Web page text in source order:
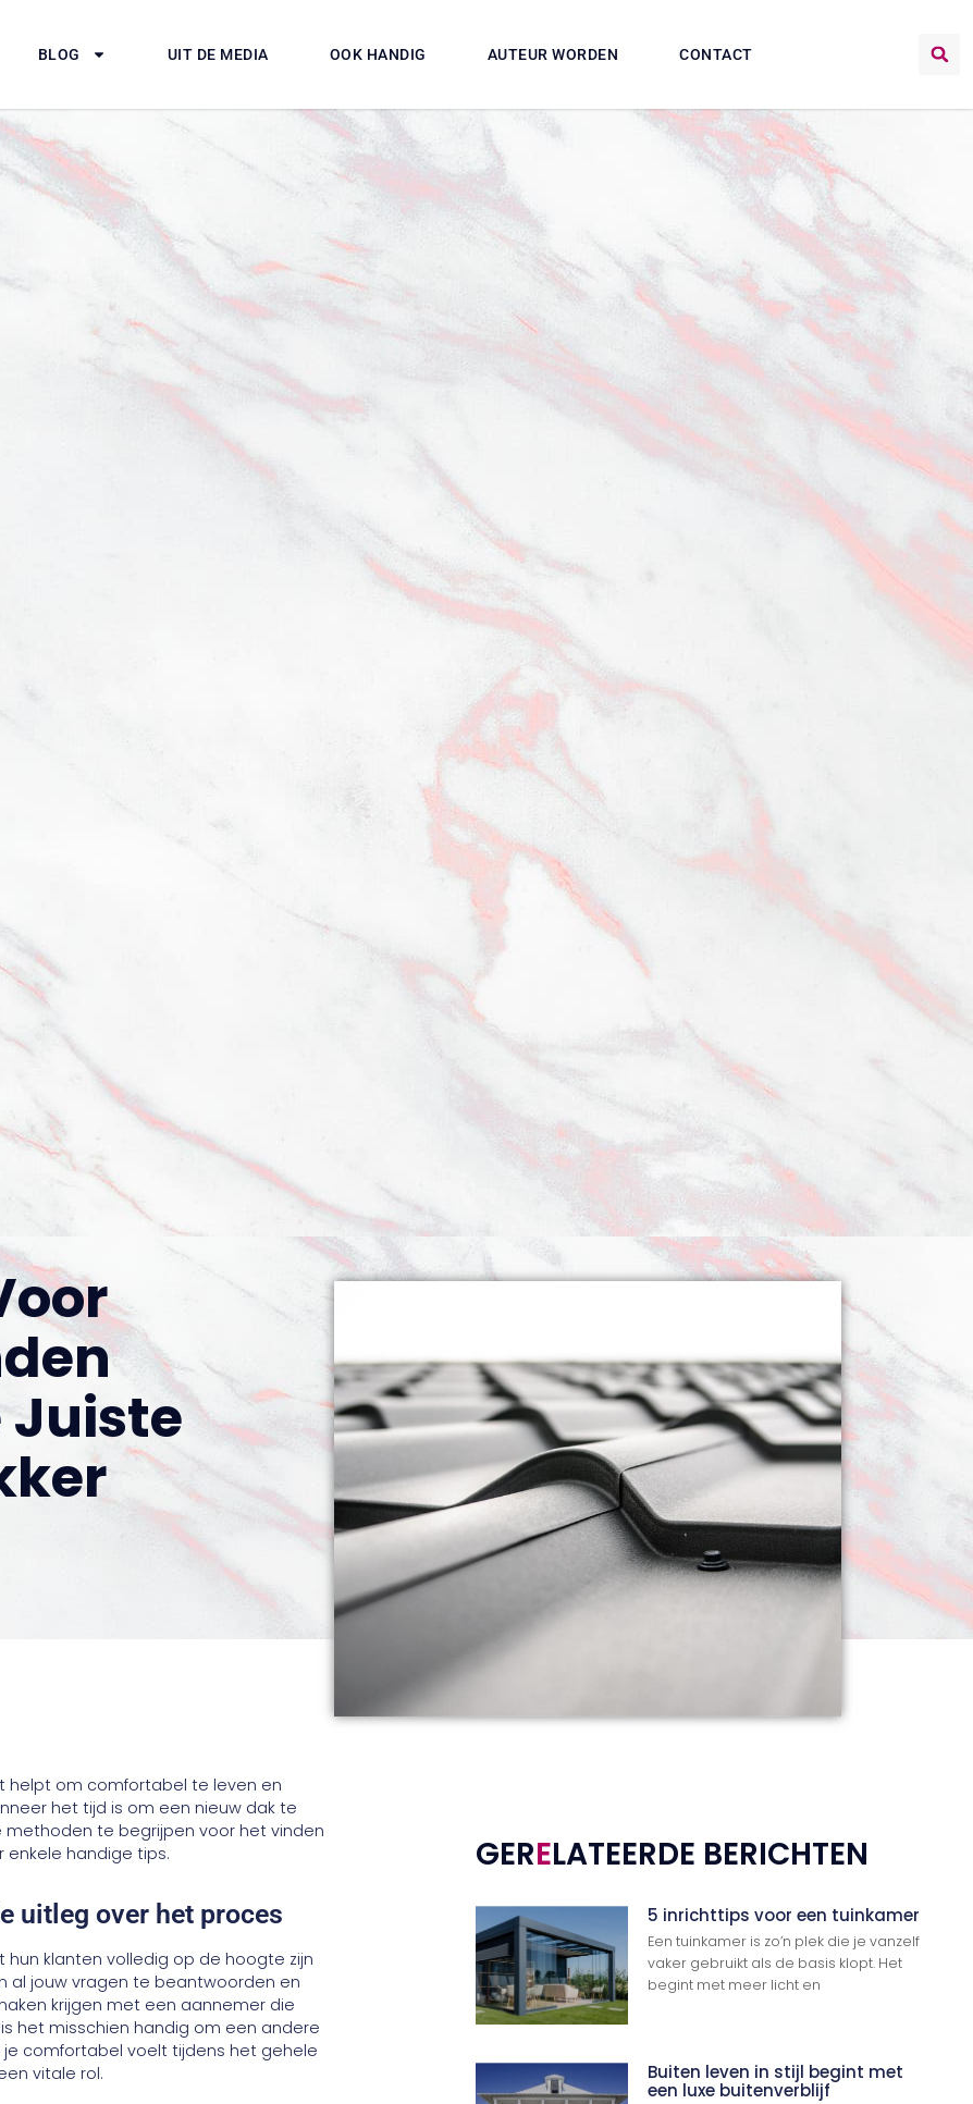
BLOG UIT DE MEDIA OOK HANDIG AUTEUR WORDEN CONTACT
Juiste
helpt om comfortabel te leven en
het tijd is om een nieuw dak te
te begrijpen voor het vinden
enkele handige tips.
uitleg over het proces
klanten volledig op de hoogte zijn
al jouw vragen te beantwoorden en
krijgen met een aannemer die
het misschien handig om een andere
comfortabel voelt tijdens het gehele
vitale rol.
GERELATEERDE BERICHTEN
5 inrichttips voor een tuinkamer
Een tuinkamer is zo’n plek die je vanzelf
vaker gebruikt als de basis klopt. Het
begint met meer licht en
Buiten leven in stijl begint met
een luxe buitenverblijf